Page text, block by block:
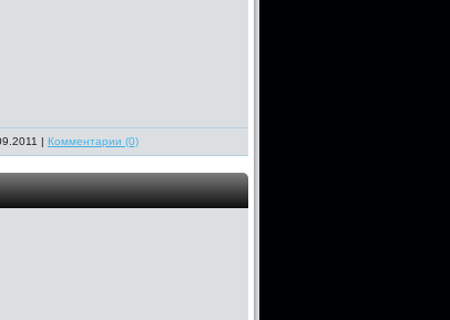
| Комментарии (0)